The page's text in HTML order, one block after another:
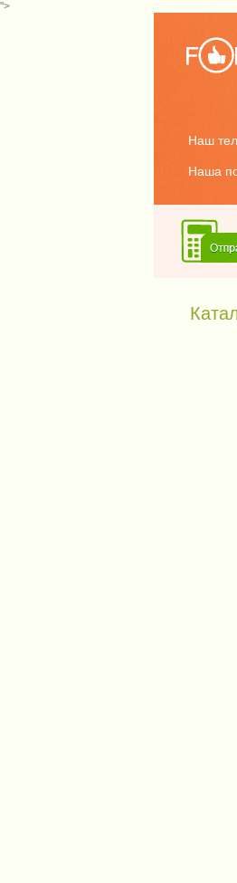
">
Наш
Наша